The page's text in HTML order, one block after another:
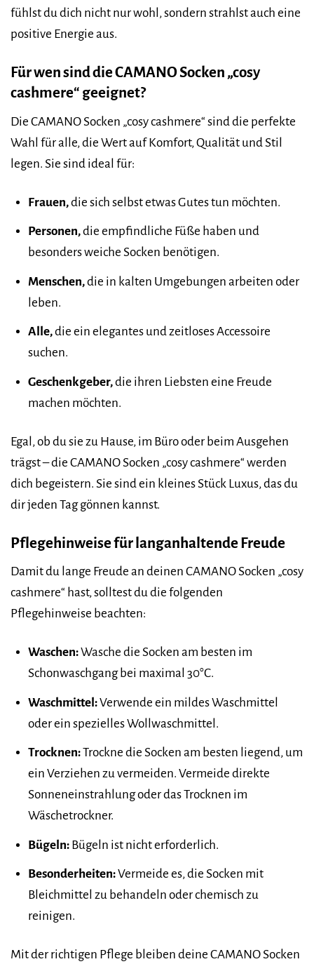
fühlst du dich nicht nur wohl, sondern strahlst auch eine
positive Energie aus.
Für wen sind die CAMANO Socken „cosy
cashmere“ geeignet?
Die CAMANO Socken „cosy cashmere“ sind die perfekte
Wahl für alle, die Wert auf Komfort, Qualität und Stil
legen. Sie sind ideal für:
Frauen,die sich selbst etwas Gutes tun möchten.
Personen,die empfindliche Füße haben und
besonders weiche Socken benötigen.
Menschen,die in kalten Umgebungen arbeiten oder
leben.
Alle,die ein elegantes und zeitloses Accessoire
suchen.
Geschenkgeber,die ihren Liebsten eine Freude
machen möchten.
Egal, ob du sie zu Hause, im Büro oder beim Ausgehen
trägst – die CAMANO Socken „cosy cashmere“ werden
dich begeistern. Sie sind ein kleines Stück Luxus, das du
dir jeden Tag gönnen kannst.
Pflegehinweise für langanhaltende Freude
Damit du lange Freude an deinen CAMANO Socken „cosy
cashmere“ hast, solltest du die folgenden
Pflegehinweise beachten:
Waschen:Wasche die Socken am besten im
Schonwaschgang bei maximal 30°C.
Waschmittel:Verwende ein mildes Waschmittel
oder ein spezielles Wollwaschmittel.
Trocknen:Trockne die Socken am besten liegend, um
ein Verziehen zu vermeiden. Vermeide direkte
Sonneneinstrahlung oder das Trocknen im
Wäschetrockner.
Bügeln:Bügeln ist nicht erforderlich.
Besonderheiten:Vermeide es, die Socken mit
Bleichmittel zu behandeln oder chemisch zu
reinigen.
Mit der richtigen Pflege bleiben deine CAMANO Socken